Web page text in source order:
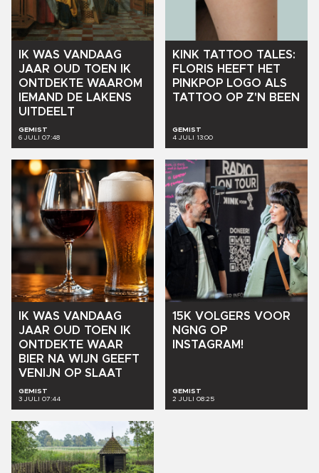
IK WAS VANDAAG
JAAR OUD TOEN
IK
ONTDEKTE WAAROM
IEMAND DE LAKENS
UITDEELT
GEMIST
6 JULI 07:48
KINK TATTOO TALES:
FLORIS HEEFT HET
PINKPOP LOGO ALS
TATTOO OP Z'N BEEN
GEMIST
4 JULI 13:00
IK WAS VANDAAG
JAAR OUD TOEN
IK
ONTDEKTE WAAR
BIER NA WIJN GEEFT
VENIJN OP SLAAT
GEMIST
3 JULI 07:44
15K VOLGERS VOOR
NGNG OP
INSTAGRAM!
GEMIST
2 JULI 08:25